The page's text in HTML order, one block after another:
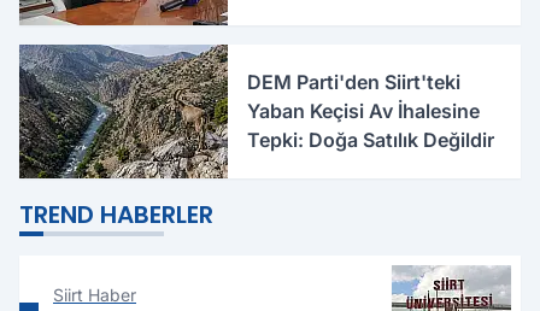
DEM Parti'den Siirt'teki
Yaban Keçisi Av İhalesine
Tepki: Doğa Satılık Değildir
TREND HABERLER
Siirt Haber